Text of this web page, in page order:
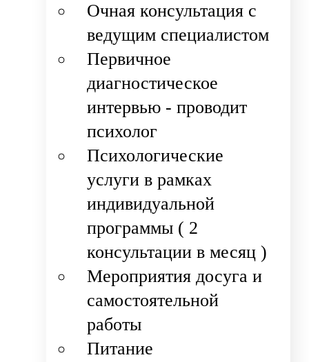
Очная консультация с
ведущим специалистом
Первичное
диагностическое
интервью - проводит
психолог
Психологические
услуги в рамках
индивидуальной
программы ( 2
консультации в месяц )
Мероприятия досуга и
самостоятельной
работы
Питание